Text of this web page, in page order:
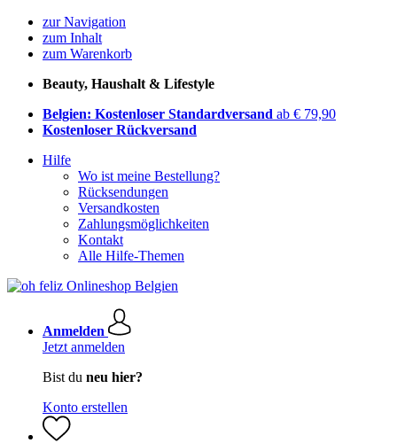
zur Navigation
zum Inhalt
zum Warenkorb
Beauty, Haushalt & Lifestyle
Belgien: Kostenloser Standardversand ab € 79,90
Kostenloser Rückversand
Hilfe
Wo ist meine Bestellung?
Rücksendungen
Versandkosten
Zahlungsmöglichkeiten
Kontakt
Alle Hilfe-Themen
Anmelden
Jetzt anmelden
Bist du neu hier?
Konto erstellen